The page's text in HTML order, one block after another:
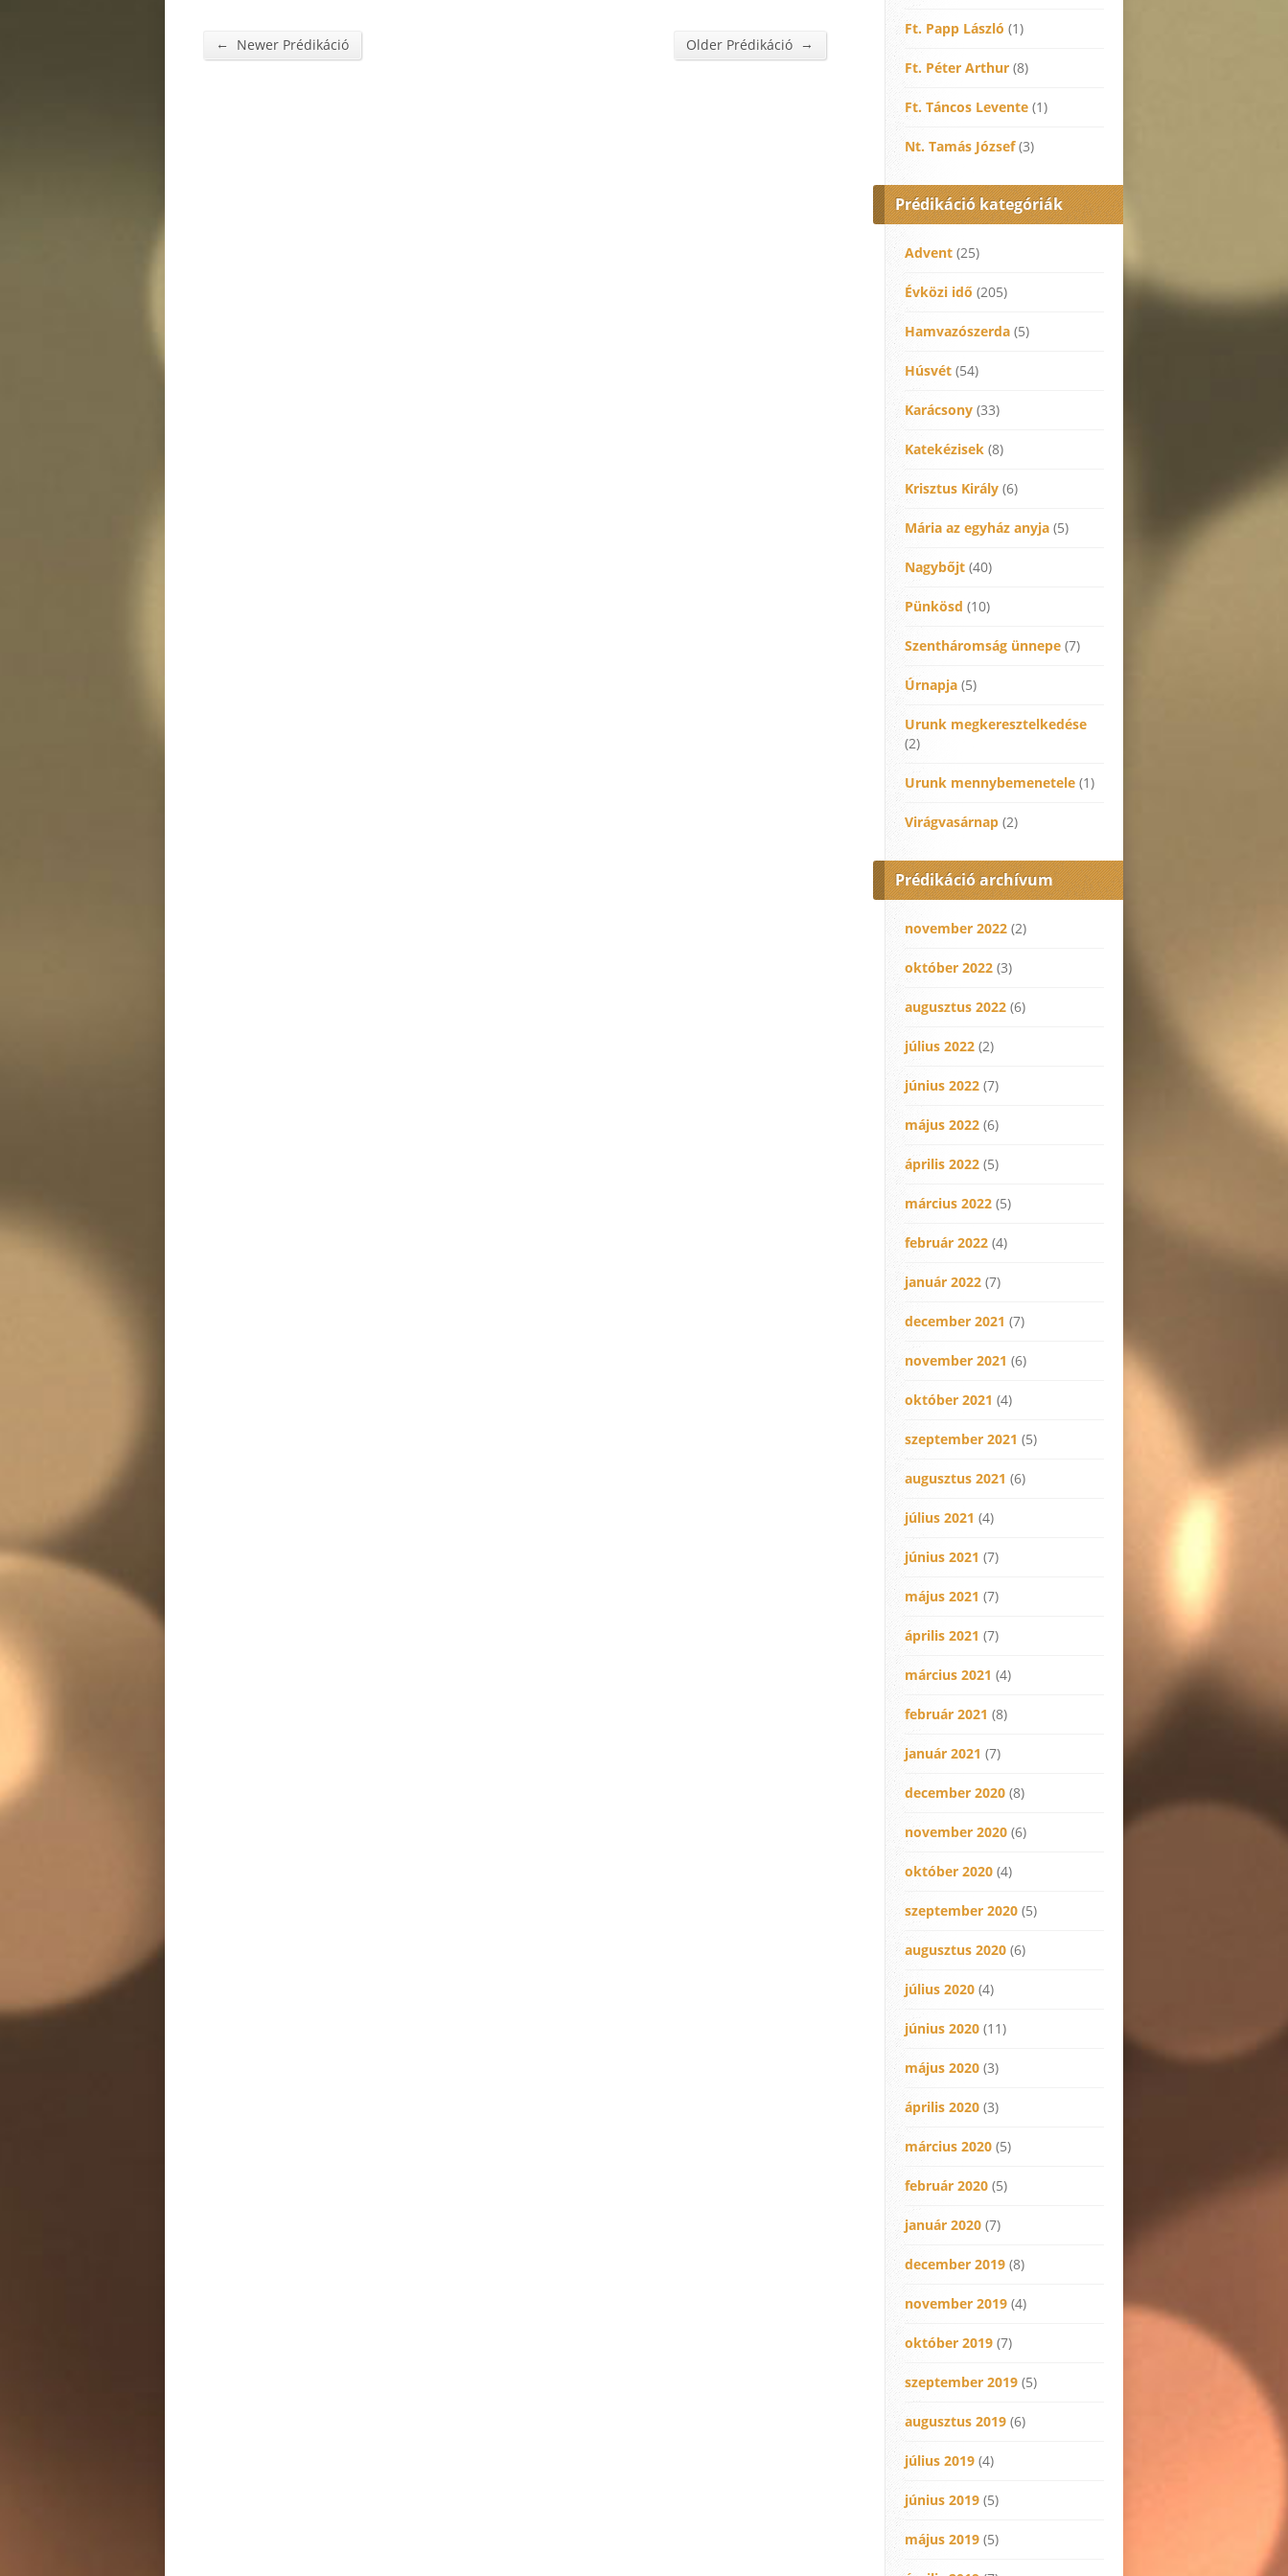
← Newer Prédikáció Older Prédikáció →
Ft. Papp László (1)
Ft. Péter Arthur (8)
Ft. Táncos Levente (1)
Nt. Tamás József(3)
Prédikáció kategóriák
Advent (25)
Évközi idő (205)
Hamvazószerda (5)
Húsvét (54)
Karácsony (33)
Katekézisek (8)
Krisztus Király (6)
Mária az egyház anyja (5)
Nagybőjt (40)
Pünkösd (10)
Szentháromság ünnepe (7)
Úrnapja (5)
Urunk megkeresztelkedése
(2)
Urunk mennybemenetele (1)
Virágvasárnap (2)
Prédikáció archívum
november 2022 (2)
október 2022 (3)
augusztus 2022 (6)
július 2022 (2)
június 2022 (7)
május 2022 (6)
április 2022 (5)
március 2022 (5)
február 2022 (4)
január 2022 (7)
december 2021 (7)
november 2021 (6)
október 2021 (4)
szeptember 2021 (5)
augusztus 2021 (6)
július 2021 (4)
június 2021 (7)
május 2021 (7)
április 2021 (7)
március 2021 (4)
február 2021 (8)
január 2021 (7)
december 2020 (8)
november 2020 (6)
október 2020 (4)
szeptember 2020 (5)
augusztus 2020 (6)
július 2020 (4)
június 2020 (11)
május 2020 (3)
április 2020 (3)
március 2020 (5)
február 2020 (5)
január 2020 (7)
december 2019 (8)
november 2019 (4)
október 2019 (7)
szeptember 2019 (5)
augusztus 2019 (6)
július 2019 (4)
június 2019 (5)
május 2019 (5)